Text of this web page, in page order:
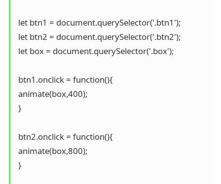
let btn1 = document.querySelector('.btn1');
let btn2 = document.querySelector('.btn2');
let box = document.querySelector('.box');
btn1.onclick = function(){
animate(box,400);
}
btn2.onclick = function(){
animate(box,800);
}